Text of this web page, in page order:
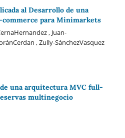
al Desarrollo de una
commerce para Minimarkets
, Juan-
, Zully-SánchezVasquez
una arquitectura MVC full-
multinegocio